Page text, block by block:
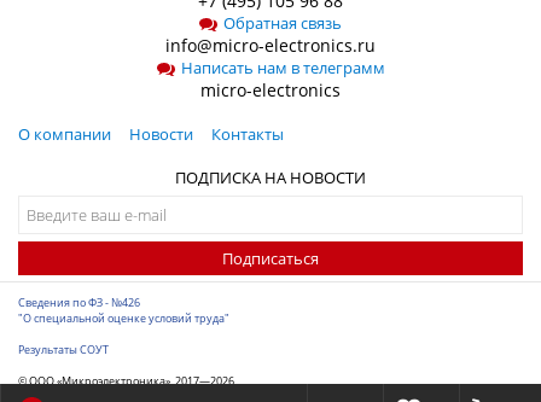
Обратная связь
info@micro-electronics.ru
Написать нам в телеграмм
micro-electronics
О компании Новости
Контакты
ПОДПИСКА НА НОВОСТИ
Подписаться
Сведения по ФЗ - №426
"О специальной оценке условий труда"
Результаты СОУТ
© ООО «Микроэлектроника», 2017—2026
Разработка сайта